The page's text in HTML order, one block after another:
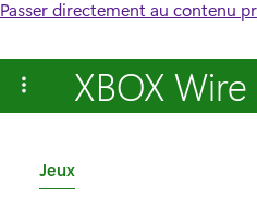
Passer directement au contenu
XBOX
C
Jeux